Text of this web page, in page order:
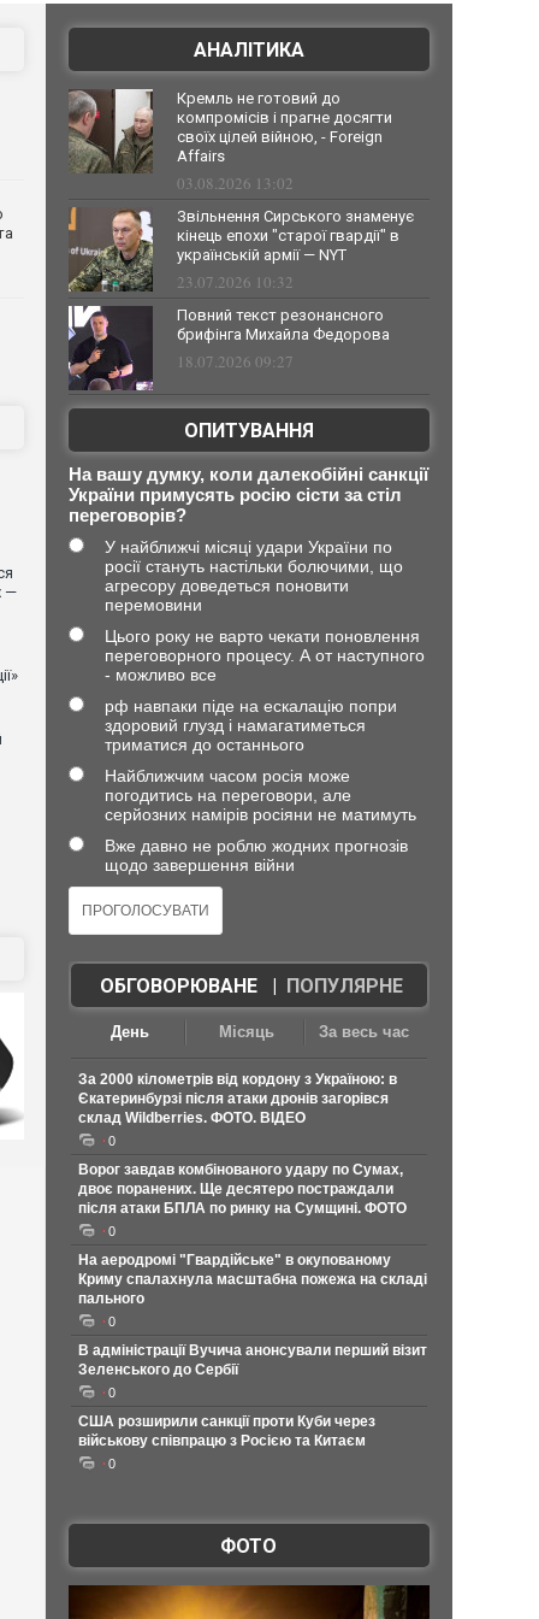
—
АНАЛІТИКА
Кремль не готовий до
компромісів і прагне досягти
своїх цілей війною, - Foreign
Affairs
03.08.2026 13:02
Звільнення Сирського знаменує
кінець епохи "старої гвардії" в
українській армії — NYT
23.07.2026 10:32
Повний текст резонансного
брифінга Михайла Федорова
18.07.2026 09:27
ОПИТУВАННЯ
На вашу думку, коли далекобійні санкції
України примусять росію сісти за стіл
переговорів?
У найближчі місяці удари України по
росії стануть настільки болючими, що
агресору доведеться поновити
перемовини
Цього року не варто чекати поновлення
переговорного процесу. А от наступного
- можливо все
рф навпаки піде на ескалацію попри
здоровий глузд і намагатиметься
триматися до останнього
Найближчим часом росія може
погодитись на переговори, але
серйозних намірів росіяни не матимуть
Вже давно не роблю жодних прогнозів
щодо завершення війни
ОБГОВОРЮВАНЕ| ПОПУЛЯРНЕ
День Місяць За весь час
За 2000 кілометрів від кордону з Україною: в
Єкатеринбурзі після атаки дронів загорівся
склад Wildberries. ФОТО. ВІДЕО
0
Ворог завдав комбінованого удару по Сумах,
двоє поранених. Ще десятеро постраждали
після атаки БПЛА по ринку на Сумщині. ФОТО
0
На аеродромі "Гвардійське" в окупованому
Криму спалахнула масштабна пожежа на складі
пального
0
В адміністрації Вучича анонсували перший візит
Зеленського до Сербії
0
США розширили санкції проти Куби через
військову співпрацю з Росією та Китаєм
0
ФОТО